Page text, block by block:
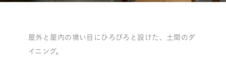
屋外と屋内の境い目にひろびろと設けた、土間のダ
イニング。